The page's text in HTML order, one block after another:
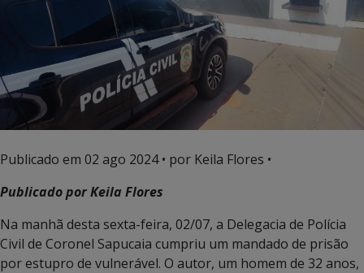
Publicado em 02 ago 2024• por Keila Flores •
Publicado por Keila Flores
Na manhã desta sexta-feira, 02/07, a Delegacia de Polícia
Civil de Coronel Sapucaia cumpriu um mandado de prisão
por estupro de vulnerável. O autor, um homem de 32 anos,